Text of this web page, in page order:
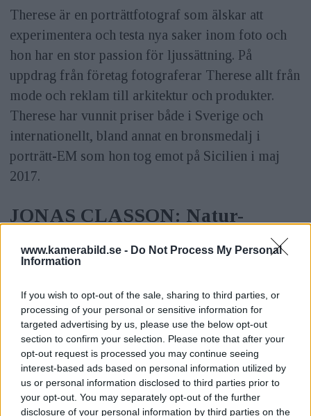
www.kamerabild.se - Do Not Process My Personal
Information
If you wish to opt-out of the sale, sharing to third parties, or
processing of your personal or sensitive information for
targeted advertising by us, please use the below opt-out
section to confirm your selection. Please note that after your
opt-out request is processed you may continue seeing
interest-based ads based on personal information utilized by
us or personal information disclosed to third parties prior to
your opt-out. You may separately opt-out of the further
disclosure of your personal information by third parties on the
Therese är en porträttfotograf som älskar att
experimentera och testa nya saker inom foto och
hon har en stor passion för ljussättning. På
uppdrag från företag fotograferar Therese allt från
mode och reklam till arkitektur och produkter.
Therese har vunnit priser både i Sverige och
internationellt, bland annat en bronsmedalj i
porträtt-EM som hon tog emot på Sicilien i maj
2017.
JONAS CLASSON: Natur-